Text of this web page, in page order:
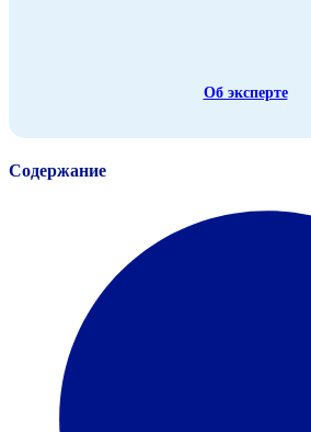
Об эксперте
Содержание